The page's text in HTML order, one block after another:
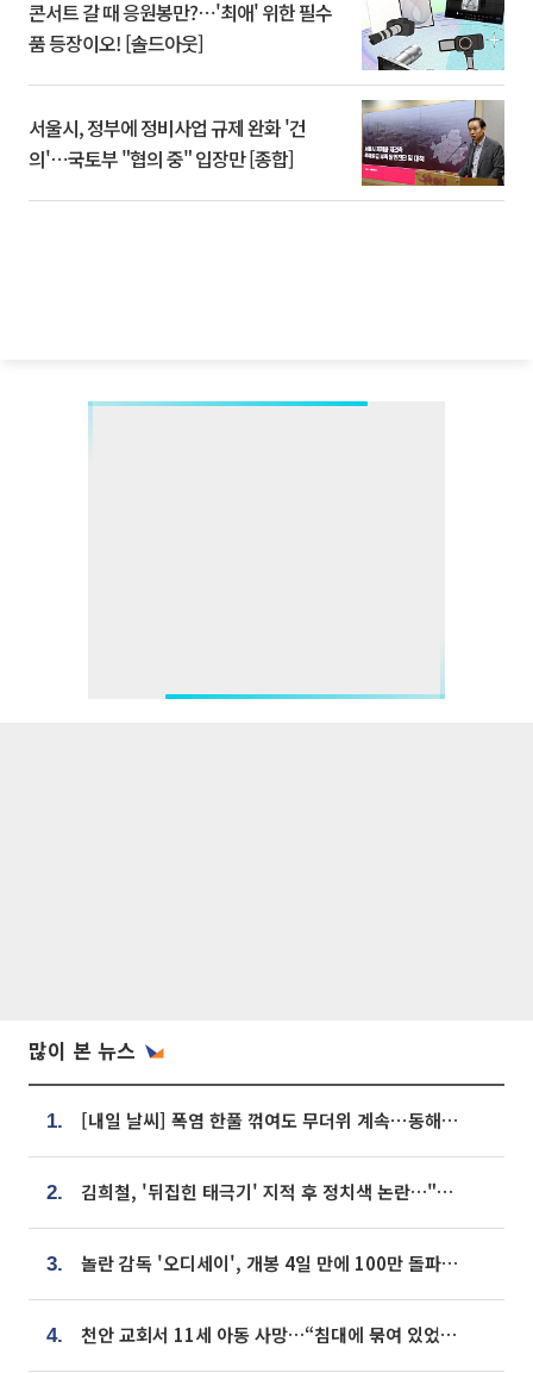
콘서트 갈 때 응원봉만?⋯'최애' 위한 필수
품 등장이오! [솔드아웃]
서울시, 정부에 정비사업 규제 완화 '건
의'⋯국토부 "협의 중" 입장만 [종합]
많이 본 뉴스
1. [내일 날씨] 폭염 한풀 꺾여도 무더위 계속⋯동해안 이틀 연속 비
2. 김희철, '뒤집힌 태극기' 지적 후 정치색 논란…"좌우 떠나 우리나라 국기"
3. 놀란 감독 '오디세이', 개봉 4일 만에 100만 돌파⋯'왕사남' 보다 빠르다
4. 천안 교회서 11세 아동 사망…“침대에 묶여 있었다” 진술 확보